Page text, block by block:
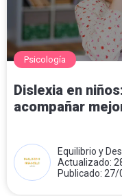
Psicología
Dislexia en
acompañar
Equilibrio y
Actualizado:
Publicado: